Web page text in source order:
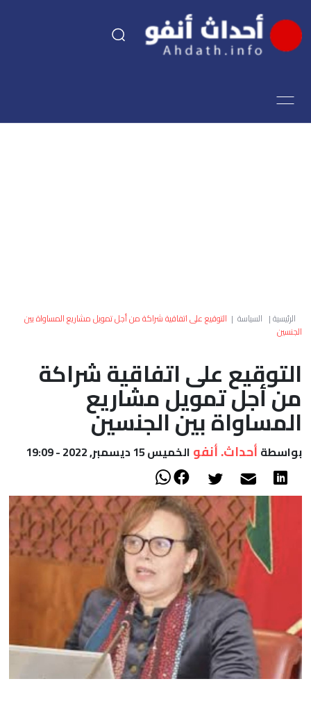
اقتصاد
العالم
الصحراء
الرئيسية| السياسة | التوقيع على اتفاقية شراكة من أجل تمويل مشاريع المساواة بين
الجنسين
التوقيع على اتفاقية شراكة
من أجل تمويل مشاريع
المساواة بين الجنسين
بواسطة أحداث. أنفو الخميس 15 ديسمبر, 2022 - 19:09